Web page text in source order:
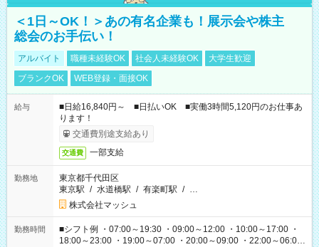
＜1日～OK！＞あの有名企業も！展示会や株主
総会のお手伝い！
アルバイト 職種未経験OK 社会人未経験OK
大学生歓迎
ブランクOK
WEB登録・面接OK
給与
■日給16,840円～ ■日払いOK ■実働3時間5,120円のお仕事あ
ります！
交通費別途支給あり
交通費 一部支給
勤務地
東京都千代田区
東京駅 / 水道橋駅 / 有楽町駅 / …
株式会社マッシュ
勤務時間
■シフト例 ・07:00～19:30 ・09:00～12:00 ・10:00～17:00 ・
18:00～23:00 ・19:00～07:00 ・20:00～09:00 ・22:00～06:00